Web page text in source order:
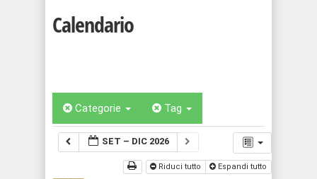
Calendario
Categorie Tag
SET – DIC 2026
Riduci tutto Espandi tutto